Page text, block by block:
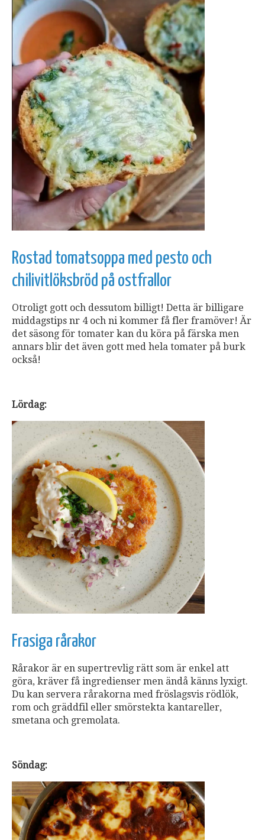
Rostad tomatsoppa med pesto och
chilivitlöksbröd på ostfrallor
Otroligt gott och dessutom billigt! Detta är billigare
middagstips nr 4 och ni kommer få fler framöver! Är
det säsong för tomater kan du köra på färska men
annars blir det även gott med hela tomater på burk
också!
Lördag:
Frasiga rårakor
Rårakor är en supertrevlig rätt som är enkel att
göra, kräver få ingredienser men ändå känns lyxigt.
Du kan servera rårakorna med fröslagsvis rödlök,
rom och gräddfil eller smörstekta kantareller,
smetana och gremolata.
Söndag: